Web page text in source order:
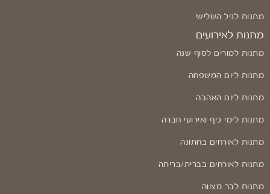
מתנות לגיל השלישי
מתנות לאירועים
מתנות למורים לסוף שנה
מתנות ליום המשפחה
מתנות ליום האהבה
מתנות לימי כיף ואירועי חברה
מתנות לאורחים בחתונה
מתנות לאורחים בברית/בריתה
מתנות לבר מצווה